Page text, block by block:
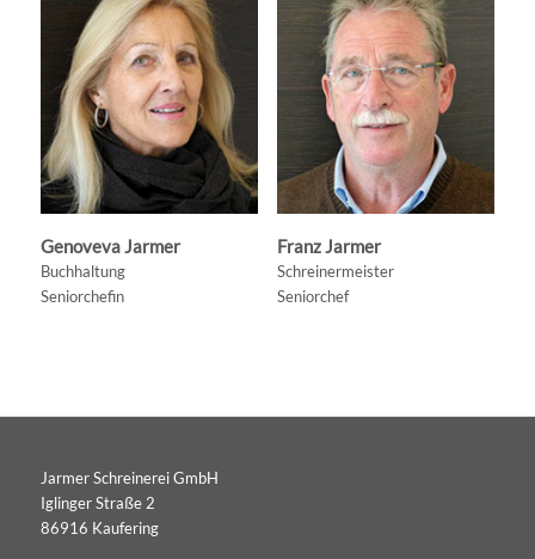
Genoveva Jarmer
Buchhaltung
Seniorchefin
Franz Jarmer
Schreinermeister
Seniorchef
Jarmer Schreinerei GmbH
Iglinger Straße 2
86916 Kaufering